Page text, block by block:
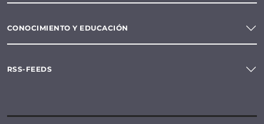
CONOCIMIENTO Y EDUCACIÓN
RSS-FEEDS